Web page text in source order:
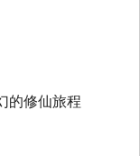
的修仙旅程